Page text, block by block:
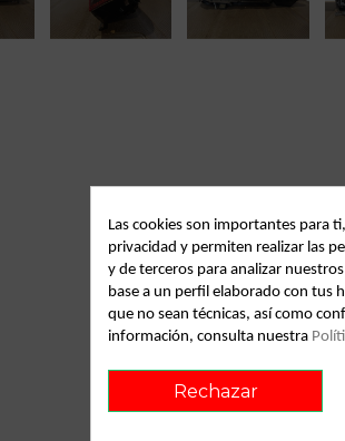
Las cookies son importantes para
privacidad y permiten realizar las
y de terceros para analizar
base a un perfil elaborado con tus
que no sean técnicas, así como
información, consulta nuestra
Rechazar